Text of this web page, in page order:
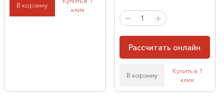
В корзину
клик
Рассчитать онлайн
В корзину
Купить в 1
клик